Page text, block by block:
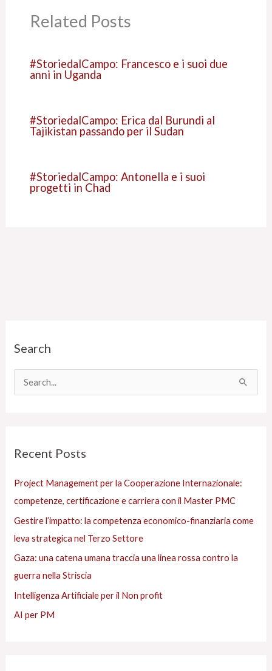
Related Posts
#StoriedalCampo: Francesco e i suoi due
anni in Uganda
#StoriedalCampo: Erica dal Burundi al
Tajikistan passando per il Sudan
#StoriedalCampo: Antonella e i suoi
progetti in Chad
Search
a
Recent Posts
Project Management per la Cooperazione Internazionale:
competenze, certificazione e carriera con il Master PMC
Gestire l’impatto: la competenza economico-finanziaria come
leva strategica nel Terzo Settore
Gaza: una catena umana traccia una linea rossa contro la
guerra nella Striscia
Intelligenza Artificiale per il Non profit
AI per PM
a
i
s